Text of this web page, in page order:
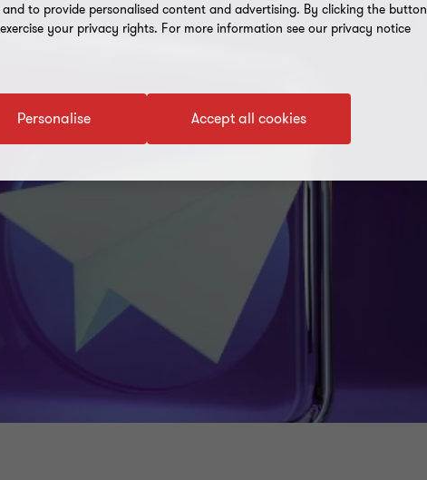
to provide personalised content and advertising. By clicking the button
your privacy rights. For more information see our privacy notice
Accept all cookies
Personalise